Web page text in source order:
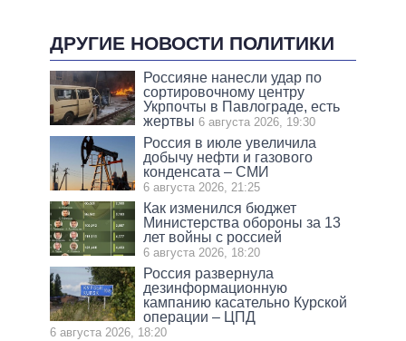
ДРУГИЕ НОВОСТИ ПОЛИТИКИ
Россияне нанесли удар по
сортировочному центру
Укрпочты в Павлограде, есть
жертвы 6 августа 2026, 19:30
Россия в июле увеличила
добычу нефти и газового
конденсата – СМИ
6 августа 2026, 21:25
Как изменился бюджет
Министерства обороны за 13
лет войны с россией
6 августа 2026, 18:20
Россия развернула
дезинформационную
кампанию касательно Курской
операции – ЦПД
6 августа 2026, 18:20